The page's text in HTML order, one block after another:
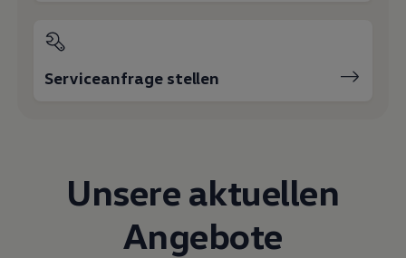
Elektromobilität
Serviceanfrage stellen
Unsere aktuellen
Angebote